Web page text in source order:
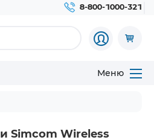
8-800-1000-321
Меню
Simcom Wireless